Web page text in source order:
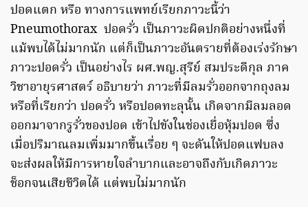
ปอดแตก หรือ ทางการแพทย์เรียกภาวะนี้ว่า
Pneumothorax ปอดรั่ว เป็นภาวะผิดปกติอย่างหนึ่งที่
แม้พบได้ไม่มากนัก แต่ก็เป็นภาวะอันตรายที่ต้องเร่งรักษา
ภาวะปอดรั่ว เป็นอย่างไร ผศ.พญ.สุรีย์ สมประดีกุล ภาค
วิชาอายุรศาสตร์ อธิบายว่า ภาวะที่มีลมรั่วออกจากถุงลม
หรือที่เรียกว่า ปอดรั่ว หรือปอดทะลุนั้น เกิดจากมีลมลอด
ออกมาจากรูรั่วของปอด เข้าไปขังในช่องเยื่อหุ้มปอด ซึ่ง
เมื่อปริมาณลมเพิ่มมากขึ้นเรื่อย ๆ จะดันให้ปอดแฟบลง
จะส่งผลให้มีการหายใจลำบากและอาจถึงกับเกิดภาวะ
ช็อกจนเสียชีวิตได้ แต่พบไม่มากนัก